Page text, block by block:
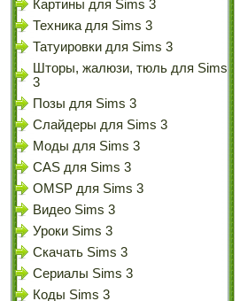
Картины для Sims 3
Техника для Sims 3
Татуировки для Sims 3
Шторы, жалюзи, тюль для Sims
3
Позы для Sims 3
Слайдеры для Sims 3
Моды для Sims 3
CAS для Sims 3
OMSP для Sims 3
Видео Sims 3
Уроки Sims 3
Скачать Sims 3
Сериалы Sims 3
Коды Sims 3